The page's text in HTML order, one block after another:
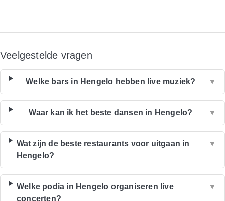
Veelgestelde vragen
Welke bars in Hengelo hebben live muziek? ▼
Waar kan ik het beste dansen in Hengelo? ▼
Wat zijn de beste restaurants voor uitgaan in
Hengelo?
▼
Welke podia in Hengelo organiseren live
concerten?
▼